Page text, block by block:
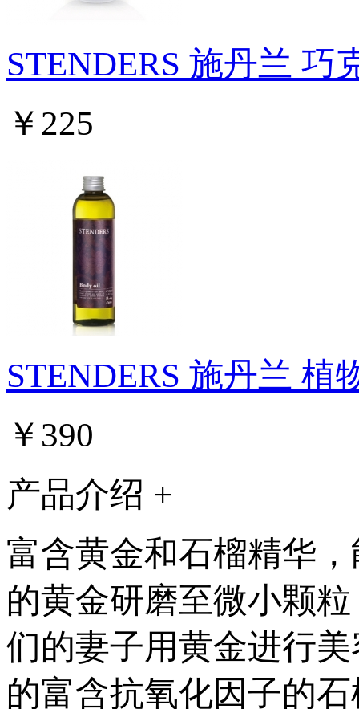
STENDERS 施丹兰 巧
￥225
STENDERS 施丹兰 植
￥390
产品介绍 +
富含黄金和石榴精华
的黄金研磨至微小颗
们的妻子用黄金进行
的富含抗氧化因子的